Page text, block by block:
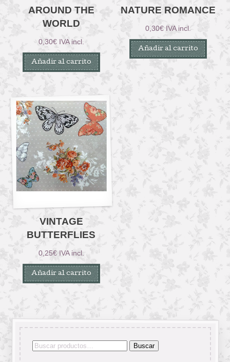
AROUND THE
WORLD
0,30€ IVA incl.
Añadir al carrito
NATURE ROMANCE
0,30€ IVA incl.
Añadir al carrito
VINTAGE
BUTTERFLIES
0,25€ IVA incl.
Añadir al carrito
Buscar
Buscar